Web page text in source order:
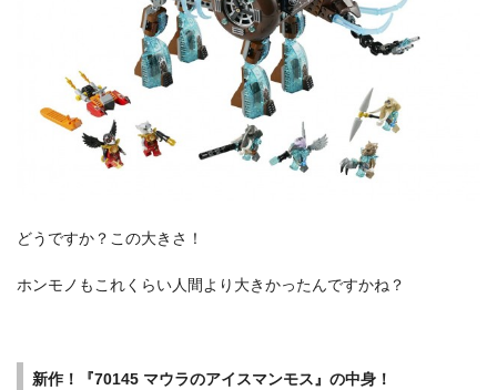
どうですか？この大きさ！
ホンモノもこれくらい人間より大きかったんですかね？
新作！『70145 マウラのアイスマンモス』の中身！